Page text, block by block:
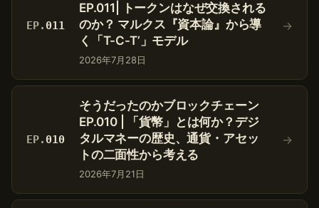
EP. 011
EP.011| トークンはなぜ交換される
のか？ マルクス『資本論』から導
く「T-C-T’」モデル
2026年7月28日
→
EP. 010
そうだったのかブロックチェーン
EP.010 | 「貨幣」とは何か？デジ
タルマネーの歴史、通貨・アセッ
トの二面性から考える
2026年7月21日
→